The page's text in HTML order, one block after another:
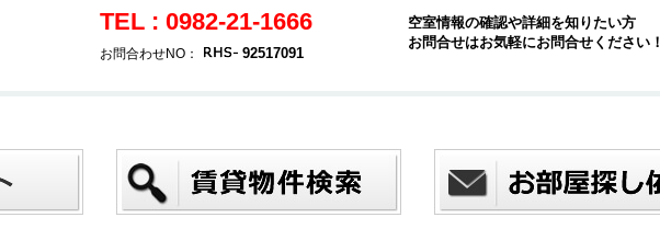
TEL : 0982-21-1666
お問合わせNO： 92517091
空室情報の確認や詳細を知りたい方
お問合せはお気軽にお問合せください！